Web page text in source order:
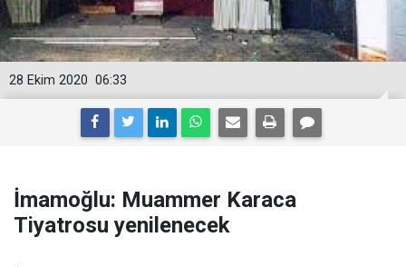
06:33
28 Ekim 2020
İmamoğlu: Muammer Karaca
Tiyatrosu yenilenecek